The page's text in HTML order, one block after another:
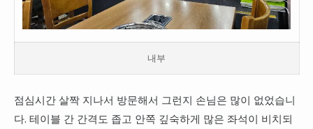
내부
점심시간 살짝 지나서 방문해서 그런지 손님은 많이 없었습니
다. 테이블 간 간격도 좁고 안쪽 깊숙하게 많은 좌석이 비치되